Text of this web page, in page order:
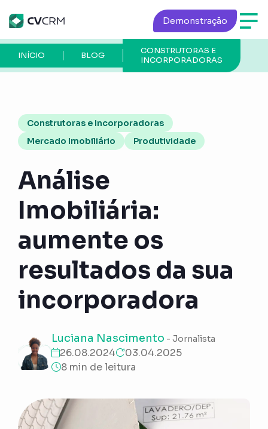
Demonstração
CONSTRUTORAS E
INCORPORADORAS
BLOG
INÍCIO
Construtoras e Incorporadoras
Mercado Imobiliário
Produtividade
Análise
Imobiliária:
aumente os
resultados da sua
incorporadora
Luciana Nascimento - Jornalista
26.08.2024
03.04.2025
8 min de leitura